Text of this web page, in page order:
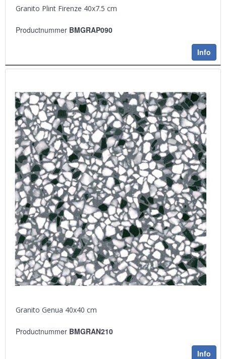
Granito Plint Firenze 40x7.5 cm
Productnummer BMGRAP090
Info
Granito Genua 40x40 cm
Productnummer BMGRAN210
Info